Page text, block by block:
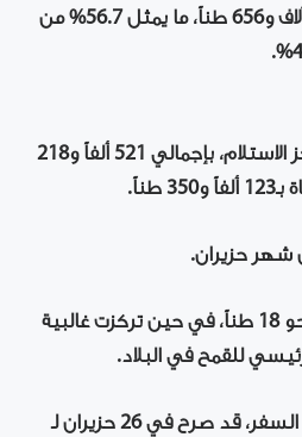
وبحسب الملخص التنفيذي، بلغت كميات القمح الطري المتسلمة 705 آلاف و656 طناً، ما يمثل 56.7% من
وتصدرت الحسكة المحافظات من حيث كميات القمح المسوقة إلى مراكز الاستلام، بإجمالي 521 ألفاً و218
وتشير الأرقام إلى أن متوسط الكمية في عملية التسليم الواحدة بلغ نحو 18 طناً، في حين تركزت غالبية
للقمح في البلاد.
وكان رئيس اللجنة المركزية لمتابعة موسم تسويق القمح، عبد الوهاب السفر، قد صرح في 26 حزيران لـ